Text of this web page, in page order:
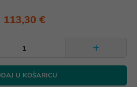
113,30 €
U KOŠARICU